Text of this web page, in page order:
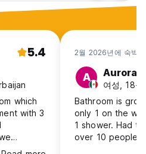
5.4
which
with 3
2월 2026년에 숙박
A Aurora
여성, 18-
Bathroom is
only 1 on the
1 shower. Had
over 10 people